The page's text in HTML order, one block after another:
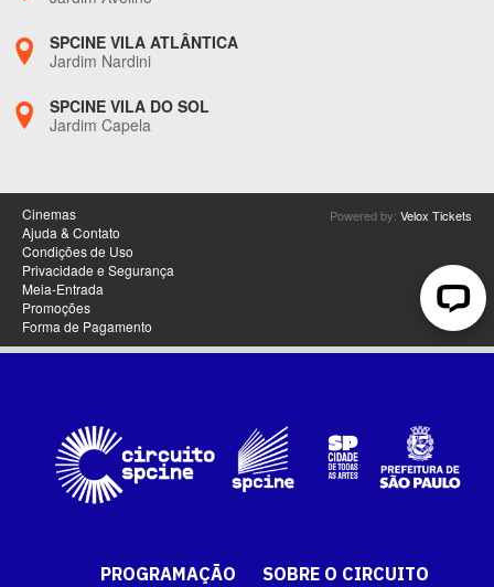
PROGRAMAÇÃO SOBRE O CIRCUITO